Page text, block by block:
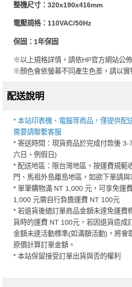
整機尺寸：320x190x416mm
電壓規格：110VAC/50Hz
保固：1年保固
※以上規格詳情，請依HP官方網站公
※顏色會依螢幕不同產生色差，請以實
配送說明
* 本站印表機、電腦等商品，僅提供配
需要請聯繫客服
* 寄送時間：現貨商品於完成付款後 3-
六日、例假日)
* 配送地區：限台灣地區，按運費規範
門、馬祖外島離島地區，如欲下單請與
* 單筆購物滿 NT 1,000 元，可享免運
1,000 元需自行負擔運費 NT 100元
* 若退貨後總訂單商品金額未達免運費
貨時的運費 NT 100元，若因退貨造成
金額未達活動標準(如滿額活動)，將會
原價計算訂單金額。
* 本站保留接受訂單出貨與否的權利